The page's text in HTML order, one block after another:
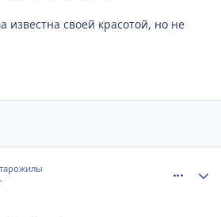
своей красотой, но не